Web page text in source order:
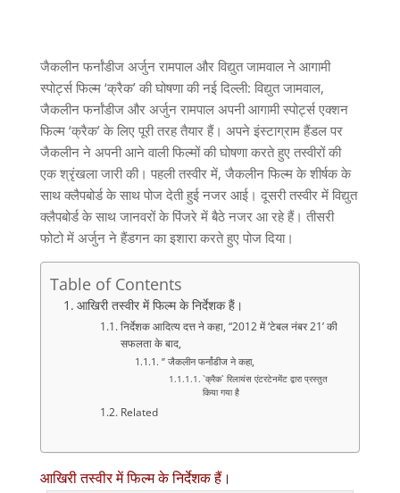
जैकलीन फर्नांडीज अर्जुन रामपाल और विद्युत जामवाल ने आगामी
स्पोर्ट्स फिल्म ‘क्रैक’ की घोषणा की नई दिल्ली: विद्युत जामवाल,
जैकलीन फर्नांडीज और अर्जुन रामपाल अपनी आगामी स्पोर्ट्स एक्शन
फिल्म ‘क्रैक’ के लिए पूरी तरह तैयार हैं। अपने इंस्टाग्राम हैंडल पर
जैकलीन ने अपनी आने वाली फिल्मों की घोषणा करते हुए तस्वीरों की
एक श्रृंखला जारी की। पहली तस्वीर में, जैकलीन फिल्म के शीर्षक के
साथ क्लैपबोर्ड के साथ पोज देती हुई नजर आई। दूसरी तस्वीर में विद्युत
क्लैपबोर्ड के साथ जानवरों के पिंजरे में बैठे नजर आ रहे हैं। तीसरी
फोटो में अर्जुन ने हैंडगन का इशारा करते हुए पोज दिया।
Table of Contents
आखिरी तस्वीर में फिल्म के निर्देशक हैं।
निर्देशक आदित्य दत्त ने कहा, “2012 में ‘टेबल नंबर 21’ की
सफलता के बाद,
” जैकलीन फर्नांडीज ने कहा,
`क्रैक` रिलायंस एंटरटेनमेंट द्वारा प्रस्तुत
किया गया है
Related
आखिरी तस्वीर में फिल्म के निर्देशक हैं।